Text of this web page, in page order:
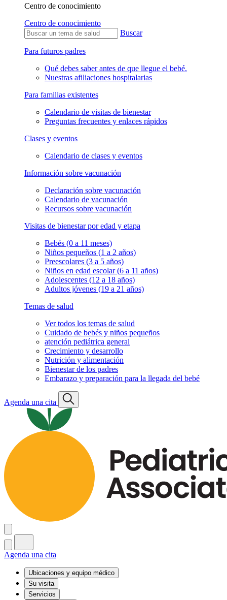
Centro de conocimiento
Centro de conocimiento
Buscar
Para futuros padres
Qué debes saber antes de que llegue el bebé.
Nuestras afiliaciones hospitalarias
Para familias existentes
Calendario de visitas de bienestar
Preguntas frecuentes y enlaces rápidos
Clases y eventos
Calendario de clases y eventos
Información sobre vacunación
Declaración sobre vacunación
Calendario de vacunación
Recursos sobre vacunación
Visitas de bienestar por edad y etapa
Bebés (0 a 11 meses)
Niños pequeños (1 a 2 años)
Preescolares (3 a 5 años)
Niños en edad escolar (6 a 11 años)
Adolescentes (12 a 18 años)
Adultos jóvenes (19 a 21 años)
Temas de salud
Ver todos los temas de salud
Cuidado de bebés y niños pequeños
atención pediátrica general
Crecimiento y desarrollo
Nutrición y alimentación
Bienestar de los padres
Embarazo y preparación para la llegada del bebé
Agenda una cita
Agenda una cita
Ubicaciones y equipo médico
Su visita
Servicios